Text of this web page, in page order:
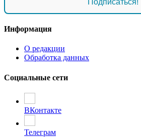
Информация
О редакции
Обработка данных
Социальные сети
ВКонтакте
Телеграм